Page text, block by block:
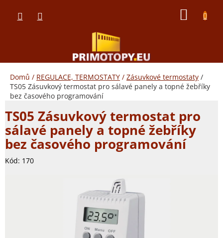
obsah
Domů / REGULACE, TERMOSTATY / Zásuvkové termostaty /
TS05 Zásuvkový termostat pro sálavé panely a topné žebříky
bez časového programování
TS05 Zásuvkový termostat pro
sálavé panely a topné žebříky
bez časového programování
Kód: 170